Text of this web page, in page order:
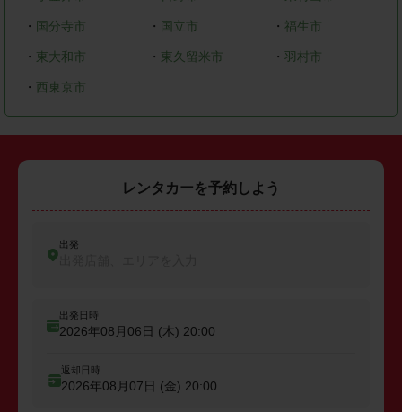
・ 国分寺市 ・ 国立市 ・ 福生市
・ 東大和市 ・ 東久留米市 ・羽村市
・ 西東京市
レンタカーを予約しよう
出発
出発日時
2026年08月06日 (木) 20:00
返却日時
2026年08月07日 (金) 20:00